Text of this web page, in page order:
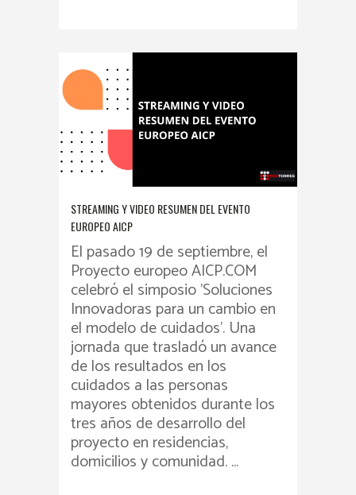
STREAMING Y VIDEO RESUMEN DEL EVENTO
EUROPEO AICP
El pasado 19 de septiembre, el
Proyecto europeo AICP.COM
celebró el simposio 'Soluciones
Innovadoras para un cambio en
el modelo de cuidados'. Una
jornada que trasladó un avance
de los resultados en los
cuidados a las personas
mayores obtenidos durante los
tres años de desarrollo del
proyecto en residencias,
domicilios y comunidad. ...